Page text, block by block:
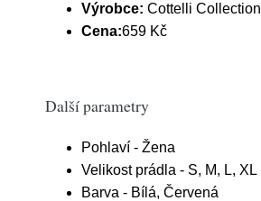
Výrobce: Cottelli Collection
Cena:659 Kč
Další parametry
Pohlaví - Žena
Velikost prádla - S, M, L, XL
Barva - Bílá, Červená